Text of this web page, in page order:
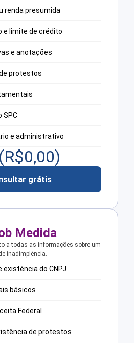
renda presumida
e limite de crédito
e anotações
protestos
SPC
e administrativo
(R$0,00)
grátis
Medida
a todas as informações sobre um
inadimplência.
existência do CNPJ
básicos
Federal
de protestos